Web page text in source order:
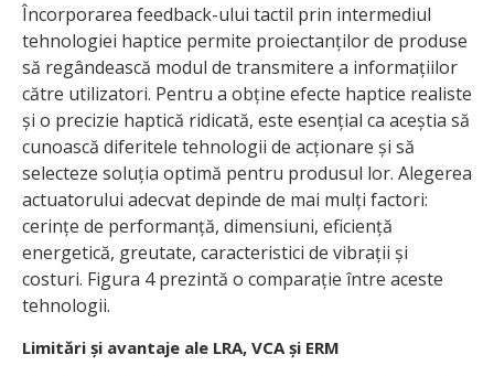
Încorporarea feedback-ului tactil prin intermediul
tehnologiei haptice permite proiectanților de produse
să regândească modul de transmitere a informațiilor
către utilizatori. Pentru a obține efecte haptice realiste
și o precizie haptică ridicată, este esențial ca aceștia să
cunoască diferitele tehnologii de acționare și să
selecteze soluția optimă pentru produsul lor. Alegerea
actuatorului adecvat depinde de mai mulți factori:
cerințe de performanță, dimensiuni, eficiență
energetică, greutate, caracteristici de vibrații și
costuri. Figura 4 prezintă o comparație între aceste
tehnologii.
Limitări și avantaje ale LRA, VCA și ERM